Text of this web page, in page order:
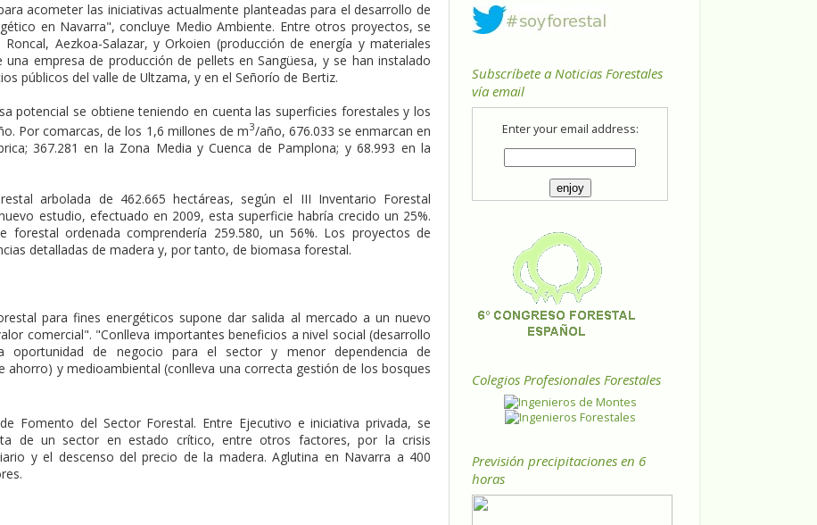
acometer las iniciativas actualmente planteadas para el desarrollo de
en Navarra", concluye Medio Ambiente. Entre otros proyectos, se
Aezkoa-Salazar, y Orkoien (producción de energía y materiales
empresa de producción de pellets en Sangüesa, y se han instalado
públicos del valle de Ultzama, y en el Señorío de Bertiz.
potencial se obtiene teniendo en cuenta las superficies forestales y los
Por comarcas, de los 1,6 millones de m3/año, 676.033 se enmarcan en
367.281 en la Zona Media y Cuenca de Pamplona; y 68.993 en la
arbolada de 462.665 hectáreas, según el III Inventario Forestal
estudio, efectuado en 2009, esta superficie habría crecido un 25%.
forestal ordenada comprendería 259.580, un 56%. Los proyectos de
detalladas de madera y, por tanto, de biomasa forestal.
para fines energéticos supone dar salida al mercado a un nuevo
comercial". "Conlleva importantes beneficios a nivel social (desarrollo
oportunidad de negocio para el sector y menor dependencia de
ahorro) y medioambiental (conlleva una correcta gestión de los bosques
Fomento del Sector Forestal. Entre Ejecutivo e iniciativa privada, se
de un sector en estado crítico, entre otros factores, por la crisis
y el descenso del precio de la madera. Aglutina en Navarra a 400
Subscríbete a Noticias Forestales
vía email
Enter your email address:
Colegios Profesionales Forestales
Previsión precipitaciones en 6
horas